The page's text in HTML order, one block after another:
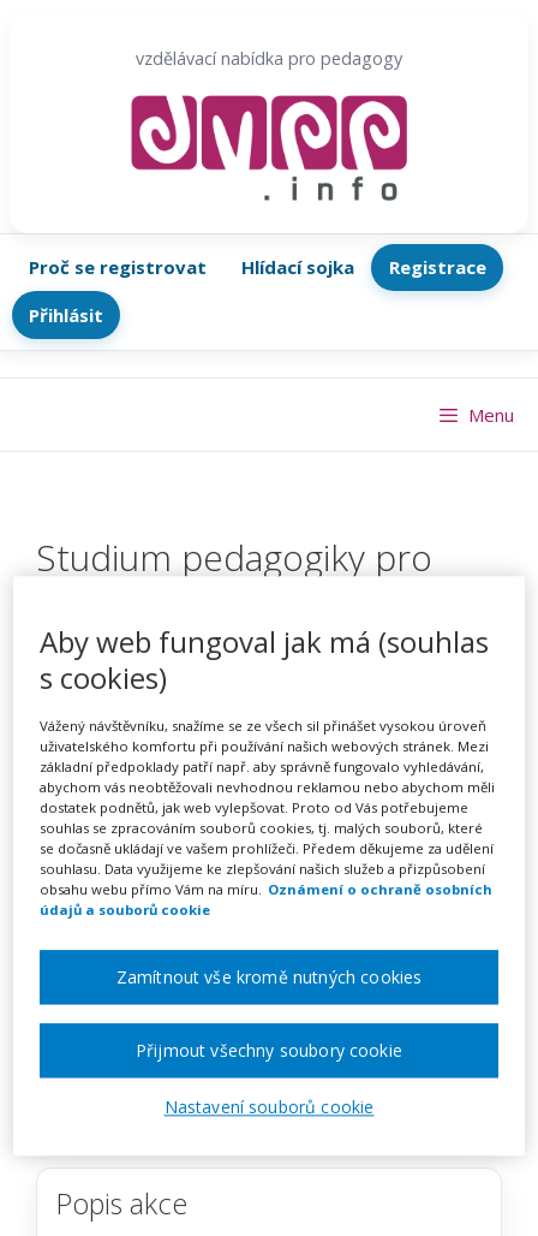
vzdělávací nabídka pro pedagogy
Proč se registrovat Hlídací sojka
Registrace
Přihlásit
Studium pedagogiky pro
kombinované
Pořádá Zřetel, s.r.o.
TERMÍN
05. 10. 2026 - 25. 01. 2027
MÍSTO
ONLINE
11500 Kč
Zobrazit akci na webu pořadatele
Popis akce
Menu
Aby web fungoval jak má (souhlas
s cookies)
Vážený návštěvníku, snažíme se ze všech sil přinášet vysokou úroveň
uživatelského komfortu při používání našich webových stránek. Mezi
základní předpoklady patří např. aby správně fungovalo vyhledávání,
abychom vás neobtěžovali nevhodnou reklamou nebo abychom měli
dostatek podnětů, jak web vylepšovat. Proto od Vás potřebujeme
souhlas se zpracováním souborů cookies, tj. malých souborů, které
se dočasně ukládají ve vašem prohlížeči. Předem děkujeme za udělení
souhlasu. Data využijeme ke zlepšování našich služeb a přizpůsobení
obsahu webu přímo Vám na míru. Oznámení o ochraně osobních
údajů a souborů cookie
Nastavení souborů cookie
Zamítnout vše kromě nutných cookies
Přijmout všechny soubory cookie